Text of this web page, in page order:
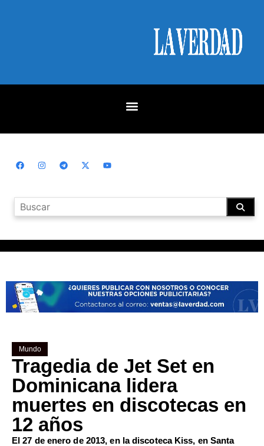
Mundo
Tragedia de Jet Set en
Dominicana lidera
muertes en discotecas en
12 años
El 27 de enero de 2013, en la discoteca Kiss, en Santa